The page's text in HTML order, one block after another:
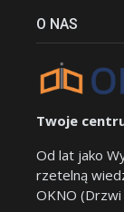
O NAS
Twoje
Od lat jako
rzetelną
OKNO